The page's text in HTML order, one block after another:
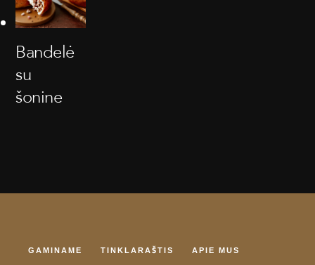
Bandelė
su
šonine
GAMINAME TINKLARAŠTIS APIE MUS